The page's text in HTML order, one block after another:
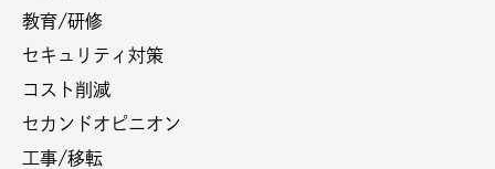
教育/研修
セキュリティ対策
コスト削減
セカンドオピニオン
工事/移転